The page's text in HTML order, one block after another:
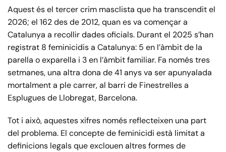
Aquest és el tercer crim masclista que ha transcendit el
2026; el 162 des de 2012, quan es va començar a
Catalunya a recollir dades oficials. Durant el 2025 s’han
registrat 8 feminicidis a Catalunya: 5 en l’àmbit de la
parella o exparella i 3 en l’àmbit familiar. Fa només tres
setmanes, una altra dona de 41 anys va ser apunyalada
mortalment a ple carrer, al barri de Finestrelles a
Esplugues de Llobregat, Barcelona.
Tot i això, aquestes xifres només reflecteixen una part
del problema. El concepte de feminicidi està limitat a
definicions legals que exclouen altres formes de